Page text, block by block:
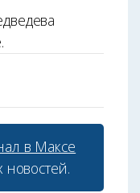
в Максе
новостей.